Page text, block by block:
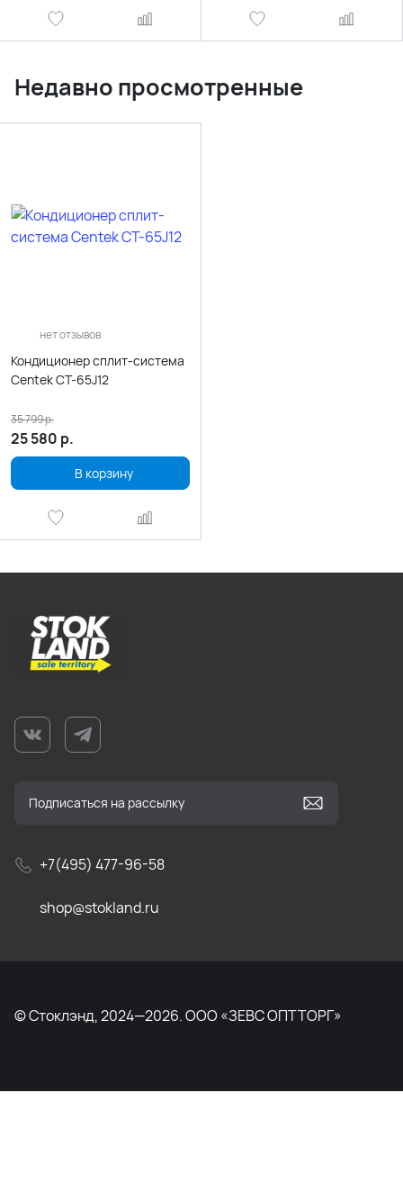
Недавно просмотренные
нет отзывов
Кондиционер сплит-система
Centek CT-65J12
25 580 р.
35 799р.
В корзину
+7(495) 477-96-58
shop@stokland.ru
© Стоклэнд, 2024—2026. ООО «ЗЕВС ОПТТОРГ»